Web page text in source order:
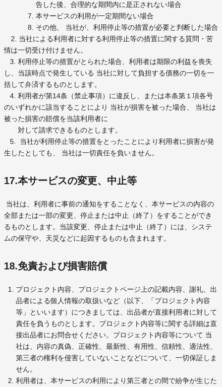
告した後、合理的な期間内に是正されない場合
本サービスの利用が一定期間ない場合
その他、 当社が、利用停止等の措置が必要と判断した場合
2. 当社による利用者に対する利用停止等の措置に関する質問・苦
情は一切受け付けません。
3. 利用停止等の措置がとられた場合、利用者は期限の利益を喪失
し、当該時点で発生している 当社に対して負担する債務の一切を一
括して弁済するものとします。
4. 利用者が第14条（禁止事項）に違反し、または本条第１項各号
のいずれかに該当することにより 当社が損害を被った場合、 当社は
被った損害の賠償を当該利用者に
対して請求できるものとします。
5. 当社が利用停止等の措置をとったことにより利用者に損害が発
生したとしても、 当社は一切責任を負いません。
17.本サービスの変更、中止等
当社は、利用者に事前の通知をすることなく、本サービスの内容の
全部または一部の変更、停止または中止（終了）をすることができ
るものとします。当該変更、停止または中止（終了）には、システ
ムの保守や、天災などに起因するものも含まれます。
18.免責および損害賠償
プロジェクト内容、プロジェクトページ上の記載内容、謝礼、出
品者による個人情報の取扱いなど（以下、「プロジェクト内容
等」といいます）につきましては、出品者が直接利用者に対して
責任を負うものとします。プロジェクト内容等に関する詳細は直
接出品者にお問合せください。プロジェクト内容等について 当
社は、内容の真偽、正確性、最新性、有用性、信頼性、適法性、
第三者の権利を侵害していないことなどについて、一切保証しま
せん。
利用者は、本サービスの利用により第三者との間で紛争が生じた